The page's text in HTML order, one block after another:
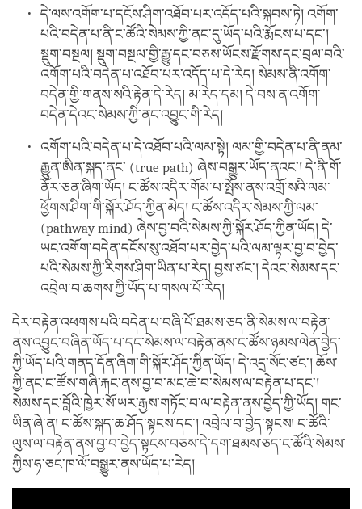
དེ་ལས་འགོག་པ་དངོས་ཤིག་འཐོབ་པར་འདོད་པའི་སྐབས་ཏེ། འགོག་
པའི་བདེན་པ་ནི་ང་ཚོའི་སེམས་ཀྱི་ནང་དུ་ཡོད་པའི་རྨོངས་པ་དང་།
སྡུག་བསྔལ། སྡུག་བསྔལ་གྱི་རྒྱུ་དང་བཅས་ཡོངས་རྫོགས་དང་བྲལ་བའི་
འགོག་པའི་བདེན་པ་འཐོབ་པར་འདོད་པ་དེ་རེད། སེམས་ནི་འགོག་
བདེན་གྱི་གནས་སའི་རྟེན་དེ་རེད། མ་རེད་དམ། དེ་བས་ན་འགོག་
བདེན་དེའང་སེམས་ཀྱི་ནང་འབྱུང་གི་རེད།
འགོག་པའི་བདེན་པ་དེ་འཐོབ་པའི་ལམ་སྟེ། ལམ་གྱི་བདེན་པ་ནི་ནམ་
རྒྱུན་ཨིན་སྐད་ནང་ (true path) ཞེས་བསྒྱུར་ཡོད་ནའང་། དེ་ནི་གོ་
ནོར་ཅན་ཞིག་ཡོད། ང་ཚོས་འདིར་གོམ་པ་སྤོས་ནས་འགྲོ་སའི་ལམ་
ཕྱོགས་ཤིག་གི་སྐོར་ཤོད་ཀྱིན་མེད། ང་ཚོས་འདིར་སེམས་ཀྱི་ལམ་
(pathway mind) ཞེས་བྱ་བའི་སེམས་ཀྱི་སྐོར་ཤོད་ཀྱིན་ཡོད། དེ་
ཡང་འགོག་བདེན་དངོས་སུ་འཐོབ་པར་བྱེད་པའི་ལམ་ལྟར་བྱ་བ་བྱེད་
པའི་སེམས་ཀྱི་རིགས་ཤིག་ཡིན་པ་རེད། བྱས་ཙང་། དེའང་སེམས་དང་
འབྲེལ་བ་ཆགས་ཀྱི་ཡོད་པ་གསལ་པོ་རེད།
དེར་བརྟེན་འཕགས་པའི་བདེན་པ་བཞི་པོ་ཐམས་ཅད་ནི་སེམས་ལ་བརྟེན་
ནས་འབྱུང་བཞིན་ཡོད་པ་དང་སེམས་ལ་བརྟེན་ནས་ང་ཚོས་ཉམས་ལེན་བྱེད་
ཀྱི་ཡོད་པའི་གནད་དོན་ཞིག་གི་སྐོར་ཤོད་ཀྱིན་ཡོད། དེ་འདྲ་སོང་ཙང་། ཆོས་
ཀྱི་ནང་ང་ཚོས་གཞི་རྐང་ནས་བྱ་བ་མང་ཆེ་བ་སེམས་ལ་བརྟེན་པ་དང་།
སེམས་དང་བློའི་ཁྱེར་སོ་ཡར་རྒྱས་གཏོང་བ་ལ་བརྟེན་ནས་བྱེད་ཀྱི་ཡོད། གང་
ཡིན་ཞེ་ན། ང་ཚོས་སྐད་ཆ་ཤོད་སྟངས་དང་། འབྲེལ་བ་བྱེད་སྟངས། ང་ཚོའི་
ལུས་ལ་བརྟེན་ནས་བྱ་བ་བྱེད་སྟངས་བཅས་དེ་དག་ཐམས་ཅད་ང་ཚོའི་སེམས་
ཀྱིས་ཧ་ཅང་ཁ་ལོ་བསྒྱུར་ནས་ཡོད་པ་རེད།